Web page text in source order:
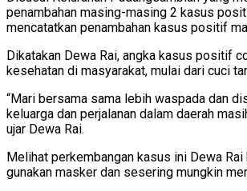
penambahan masing-masing 2 kasus
mencatatkan penambahan kasus positif
Dikatakan Dewa Rai, angka kasus positif
kesehatan di masyarakat, mulai dari cuci
“Mari bersama sama lebih waspada dan
keluarga dan perjalanan dalam daerah
ujar Dewa Rai.
Melihat perkembangan kasus ini Dewa
gunakan masker dan sesering mungkin